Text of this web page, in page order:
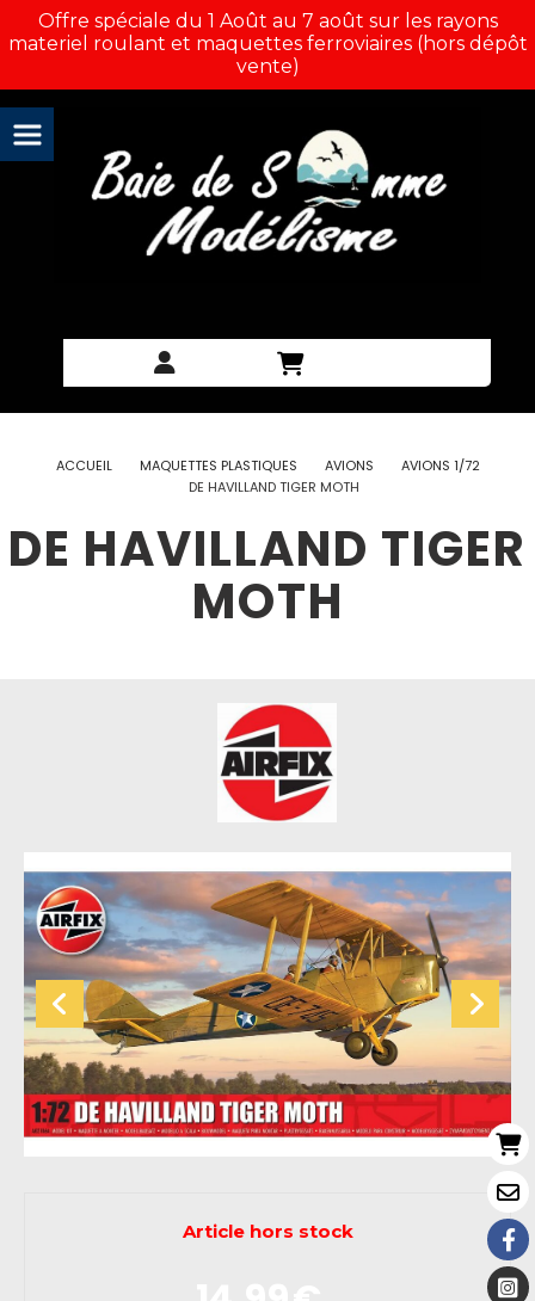
Offre spéciale du 1 Août au 7 août sur les rayons
materiel roulant et maquettes ferroviaires (hors dépôt
vente)
ACCUEIL MAQUETTES PLASTIQUES AVIONS
AVIONS 1/72
DE HAVILLAND TIGER MOTH
DE HAVILLAND TIGER
MOTH
Article hors stock
Panneau de gestion des cookies